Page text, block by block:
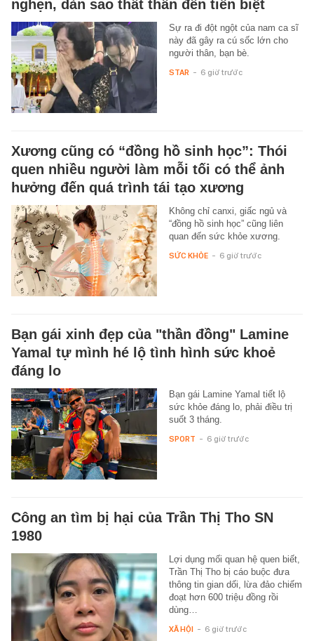
nghẹn, dàn sao thất thần đến tiễn biệt
Sự ra đi đột ngột của nam ca sĩ
này đã gây ra cú sốc lớn cho
người thân, bạn bè.
STAR - 6 giờ trước
Xương cũng có “đồng hồ sinh học”: Thói
quen nhiều người làm mỗi tối có thể ảnh
hưởng đến quá trình tái tạo xương
Không chỉ canxi, giấc ngủ và
“đồng hồ sinh học” cũng liên
quan đến sức khỏe xương.
SỨC KHỎE - 6 giờ trước
Bạn gái xinh đẹp của "thần đồng" Lamine
Yamal tự mình hé lộ tình hình sức khoẻ
đáng lo
Bạn gái Lamine Yamal tiết lộ
sức khỏe đáng lo, phải điều trị
suốt 3 tháng.
SPORT - 6 giờ trước
Công an tìm bị hại của Trần Thị Tho SN
1980
Lợi dụng mối quan hệ quen biết,
Trần Thị Tho bị cáo buộc đưa
thông tin gian dối, lừa đảo chiếm
đoạt hơn 600 triệu đồng rồi
dùng…
XÃ HỘI - 6 giờ trước